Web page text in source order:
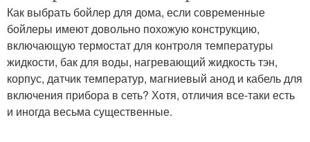
Как выбрать бойлер для дома, если современные
бойлеры имеют довольно похожую конструкцию,
включающую термостат для контроля температуры
жидкости, бак для воды, нагревающий жидкость тэн,
корпус, датчик температур, магниевый анод и кабель для
включения прибора в сеть? Хотя, отличия все-таки есть
и иногда весьма существенные.